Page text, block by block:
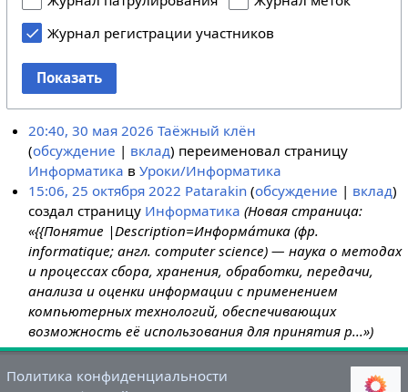
Журнал регистрации участников
Показать
20:40, 30 мая 2026 Таёжный клён
обсуждение
вклад переименовал страницу
Информатика вУроки/Информатика
15:06, 25 октября 2022 Patarakin обсуждение
вклад
создал страницу Информатика (Новая страница:
«{{Понятие |Description=Информа́тика (фр.
informatique; англ. computer science) — наука о методах
и процессах сбора, хранения, обработки, передачи,
анализа и оценки информации с применением
компьютерных технологий, обеспечивающих
возможность её использования для принятия р...»)
Политика конфиденциальности